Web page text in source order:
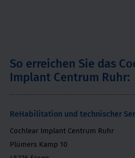
So erreichen Sie das
Implant Centrum Ruhr:
ReHabilitation und technischer
Cochlear Implant Centrum Ruhr
Plümers Kamp 10